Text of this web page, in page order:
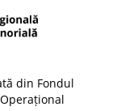
din Fondul